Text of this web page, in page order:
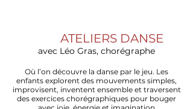
ATELIERS DANSE
avec Léo Gras, chorégraphe
Où l’on découvre la danse par le jeu. Les
enfants explorent des mouvements simples,
improvisent, inventent ensemble et traversent
des exercices chorégraphiques pour bouger